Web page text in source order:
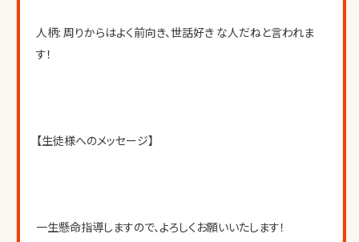
人柄: 周りからはよく前向き、世話好き な人だねと言われま
す！
【生徒様へのメッセージ】
一生懸命指導しますので、よろしくお願いいたします！